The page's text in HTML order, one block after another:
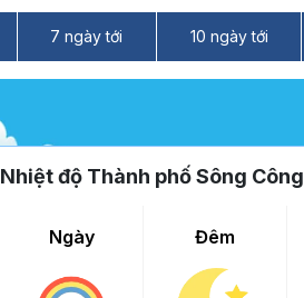
7 ngày tới 10 ngày tới
Nhiệt độ Thành phố Sông Công
Ngày Đêm